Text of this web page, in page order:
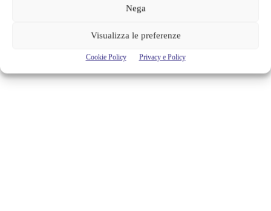
Nega
Visualizza le preferenze
Cookie Policy Privacy e Policy